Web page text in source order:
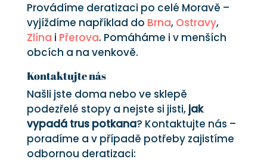
Provádíme deratizaci po celé Moravě –
vyjíždíme například do Brna, Ostravy,
Zlína i Přerova. Pomáháme i v menších
obcích a na venkově.
Kontaktujte nás
Našli jste doma nebo ve sklepě
podezřelé stopy a nejste si jisti, jak
vypadá trus potkana? Kontaktujte nás –
poradíme a v případě potřeby zajistíme
odbornou deratizaci: